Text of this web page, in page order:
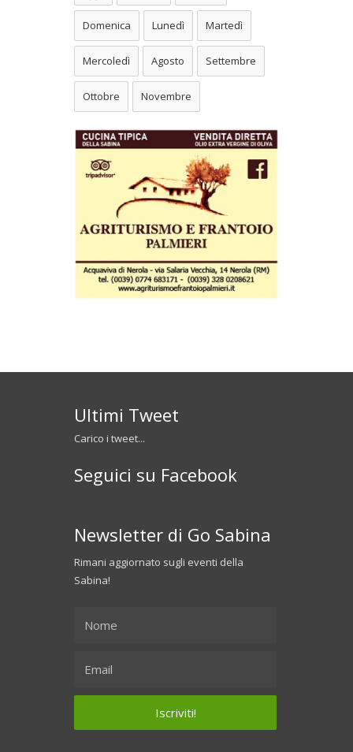
Domenica Lunedì Martedì
Mercoledì Agosto Settembre
Ottobre Novembre
Ultimi Tweet
Carico i tweet...
Seguici su Facebook
Newsletter di Go Sabina
Rimani aggiornato sugli eventi della
Sabina!